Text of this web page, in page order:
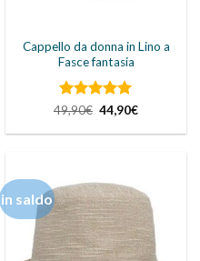
Cappello da donna in Lino a
Fasce fantasia
Valutato 5
49,90€ Il
prezzo
originale
44,90€Il
attuale
in saldo